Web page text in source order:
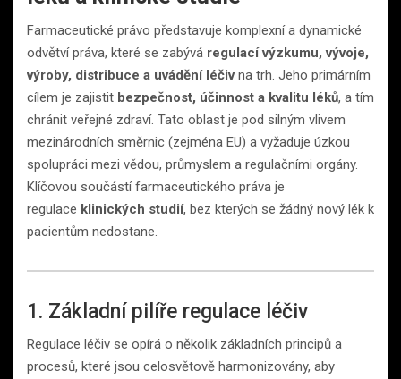
Farmaceutické právo představuje komplexní a dynamické
odvětví práva, které se zabývá regulací výzkumu, vývoje,
výroby, distribuce a uvádění léčivna trh. Jeho primárním
cílem je zajistit bezpečnost, účinnost a kvalitu léků, a tím
chránit veřejné zdraví. Tato oblast je pod silným vlivem
mezinárodních směrnic (zejména EU) a vyžaduje úzkou
spolupráci mezi vědou, průmyslem a regulačními orgány.
Klíčovou součástí farmaceutického práva je
regulace klinických studií, bez kterých se žádný nový lék k
pacientům nedostane.
1. Základní pilíře regulace léčiv
Regulace léčiv se opírá o několik základních principů a
procesů, které jsou celosvětově harmonizovány, aby